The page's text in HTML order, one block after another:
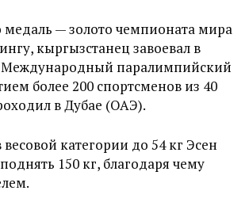
— золото чемпионата мира
кыргызстанец завоевал в
Международный паралимпийский
более 200 спортсменов из 40
в Дубае (ОАЭ).
категории до 54 кг Эсен
150 кг, благодаря чему